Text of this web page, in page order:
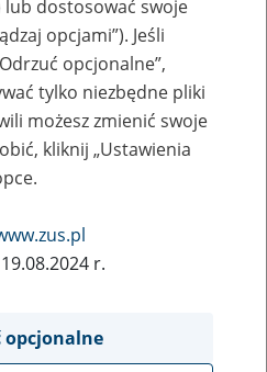
- zakładanie profili
firmy
lub dostosować swoje
opcjami”). Jeśli
opcjonalne”,
tylko niezbędne pliki
możesz zmienić swoje
kliknij „Ustawienia
r.
opcjonalne